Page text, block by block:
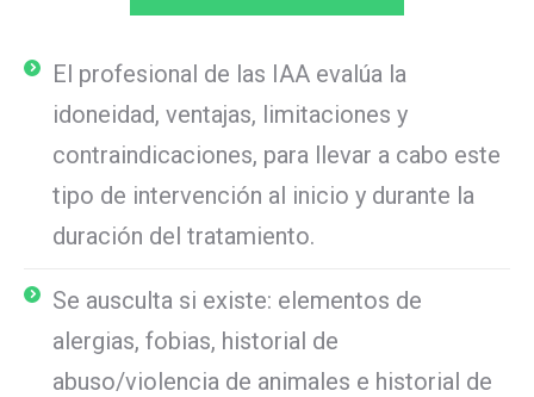
El profesional de las IAA evalúa la
idoneidad, ventajas, limitaciones y
contraindicaciones, para llevar a cabo este
tipo de intervención al inicio y durante la
duración del tratamiento.
Se ausculta si existe: elementos de
alergias, fobias, historial de
abuso/violencia de animales e historial de